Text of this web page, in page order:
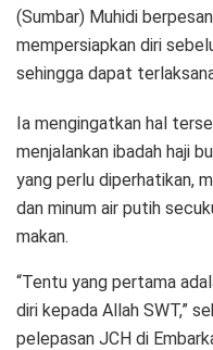
(Sumbar) Muhidi
mempersiapkan diri
sehingga dapat
Ia mengingatkan hal
menjalankan ibadah haji
yang perlu diperhatikan,
dan minum air putih
makan.
“Tentu yang pertama
diri kepada Allah SWT,”
pelepasan JCH di